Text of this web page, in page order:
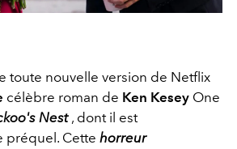
toute nouvelle version de Netflix
célèbre roman de Ken Kesey One
Nest, dont il est
préquel. Cette horreur